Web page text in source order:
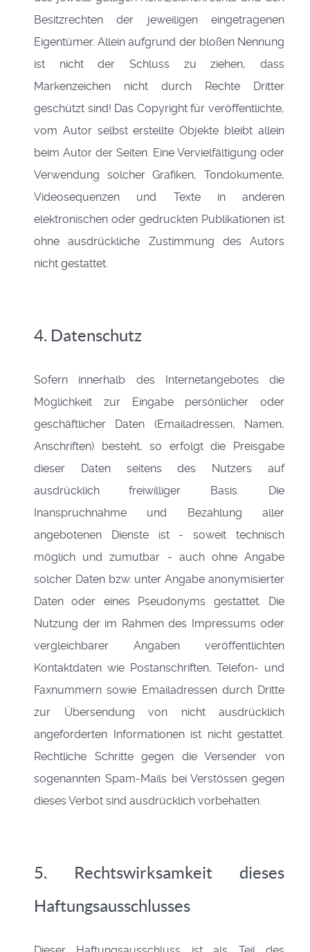
Besitzrechten der jeweiligen eingetragenen
Eigentümer. Allein aufgrund der bloßen Nennung
ist nicht der Schluss zu ziehen, dass
Markenzeichen nicht durch Rechte Dritter
geschützt sind! Das Copyright für veröffentlichte,
vom Autor selbst erstellte Objekte bleibt allein
beim Autor der Seiten. Eine Vervielfältigung oder
Verwendung solcher Grafiken, Tondokumente,
Videosequenzen und Texte in anderen
elektronischen oder gedruckten Publikationen ist
ohne ausdrückliche Zustimmung des Autors
nicht gestattet.
4. Datenschutz
Sofern innerhalb des Internetangebotes die
Möglichkeit zur Eingabe persönlicher oder
geschäftlicher Daten (Emailadressen, Namen,
Anschriften) besteht, so erfolgt die Preisgabe
dieser Daten seitens des Nutzers auf
ausdrücklich freiwilliger Basis. Die
Inanspruchnahme und Bezahlung aller
angebotenen Dienste ist - soweit technisch
möglich und zumutbar - auch ohne Angabe
solcher Daten bzw. unter Angabe anonymisierter
Daten oder eines Pseudonyms gestattet. Die
Nutzung der im Rahmen des Impressums oder
vergleichbarer Angaben veröffentlichten
Kontaktdaten wie Postanschriften, Telefon- und
Faxnummern sowie Emailadressen durch Dritte
zur Übersendung von nicht ausdrücklich
angeforderten Informationen ist nicht gestattet.
Rechtliche Schritte gegen die Versender von
sogenannten Spam-Mails bei Verstössen gegen
dieses Verbot sind ausdrücklich vorbehalten.
5. Rechtswirksamkeit dieses
Haftungsausschlusses